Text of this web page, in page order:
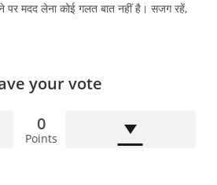
मदद लेना कोई गलत बात नहीं है। सजग रहें,
your vote
0
Points